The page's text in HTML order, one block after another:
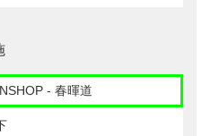
- 春暉道